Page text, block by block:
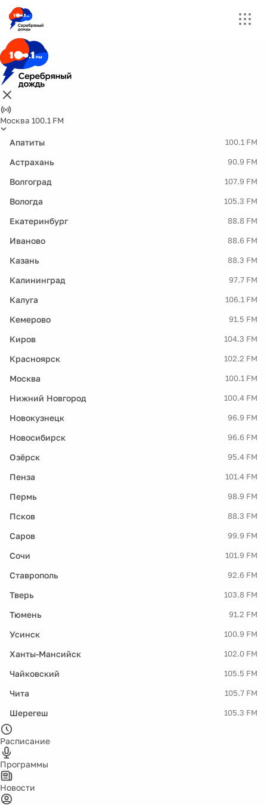
Москва 100.1 FM
Апатиты 100.1 FM
Астрахань 90.9 FM
Волгоград 107.9 FM
Вологда 105.3 FM
Екатеринбург 88.8 FM
Иваново 88.6 FM
Казань 88.3 FM
Калининград 97.7 FM
Калуга 106.1 FM
Кемерово 91.5 FM
Киров 104.3 FM
Красноярск 102.2 FM
Москва 100.1 FM
Нижний Новгород 100.4 FM
Новокузнецк 96.9 FM
Новосибирск 96.6 FM
Озёрск 95.4 FM
Пенза 101.4 FM
Пермь 98.9 FM
Псков 88.3 FM
Саров 99.9 FM
Сочи 101.9 FM
Ставрополь 92.6 FM
Тверь 103.8 FM
Тюмень 91.2 FM
Усинск 100.9 FM
Ханты-Мансийск 102.0 FM
Чайковский 105.5 FM
Чита 105.7 FM
Шерегеш 105.3 FM
Расписание
Программы
Новости